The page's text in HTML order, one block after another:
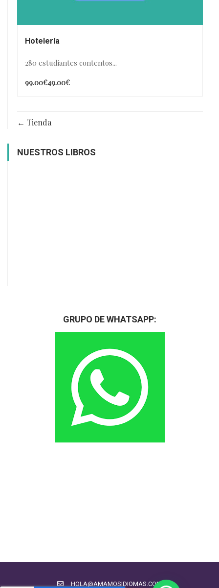
Hotelería
280 estudiantes contentos...
99.00€49.00€
Tienda
NUESTROS LIBROS
GRUPO DE WHATSAPP:
HOLA@AMAMOSIDIOMAS.COM